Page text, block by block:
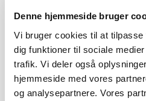
Denne hjemmeside bruger
Vi bruger cookies til at
dig funktioner til sociale
trafik. Vi deler også
hjemmeside med vores
og analysepartnere. Vores
Læringseffekt & Strategi
Q: Hvorfor
læring bedre
undervisning til